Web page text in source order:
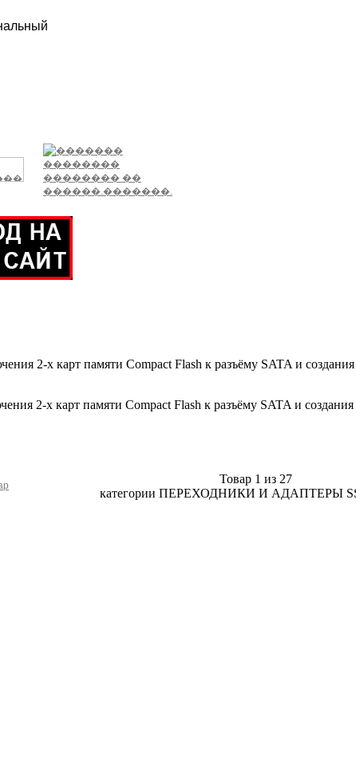
2-х карт памяти Compact Flash к разъёму SATA и
2-х карт памяти Compact Flash к разъёму SATA и
Товар 1 из 27
категории ПЕРЕХОДНИКИ И АДАПТЕРЫ